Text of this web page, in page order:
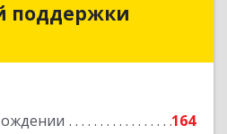
поддержки
164
поддержки
Подробнее